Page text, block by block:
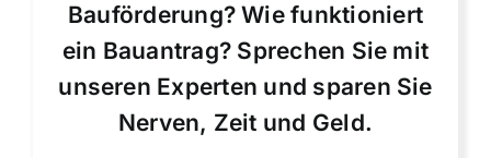
Bauförderung? Wie funktioniert
ein Bauantrag? Sprechen Sie mit
unseren Experten und sparen Sie
Nerven, Zeit und Geld.